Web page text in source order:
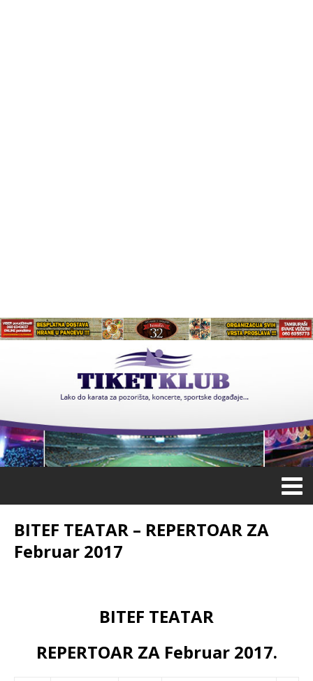
BITEF TEATAR – REPERTOAR ZA
Februar 2017
BITEF TEATAR
REPERTOAR ZA Februar 2017.